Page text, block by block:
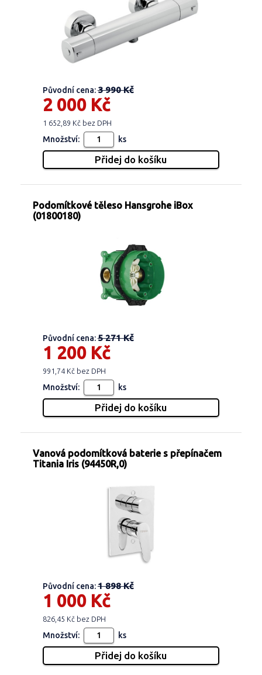
Původní cena:3 990 Kč
2 000 Kč
1 652,89 Kč bez DPH
Množství: ks
Podomítkové těleso Hansgrohe iBox
(01800180)
Původní cena:5 271 Kč
1 200 Kč
991,74 Kč bez DPH
Množství: ks
Vanová podomítková baterie s přepínačem
Titania Iris (94450R,0)
Původní cena:1 898 Kč
1 000 Kč
826,45 Kč bez DPH
Množství: ks